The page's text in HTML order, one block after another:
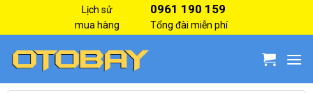
Lịch sử
mua hàng
0961 190 159
Tổng đài miễn phí